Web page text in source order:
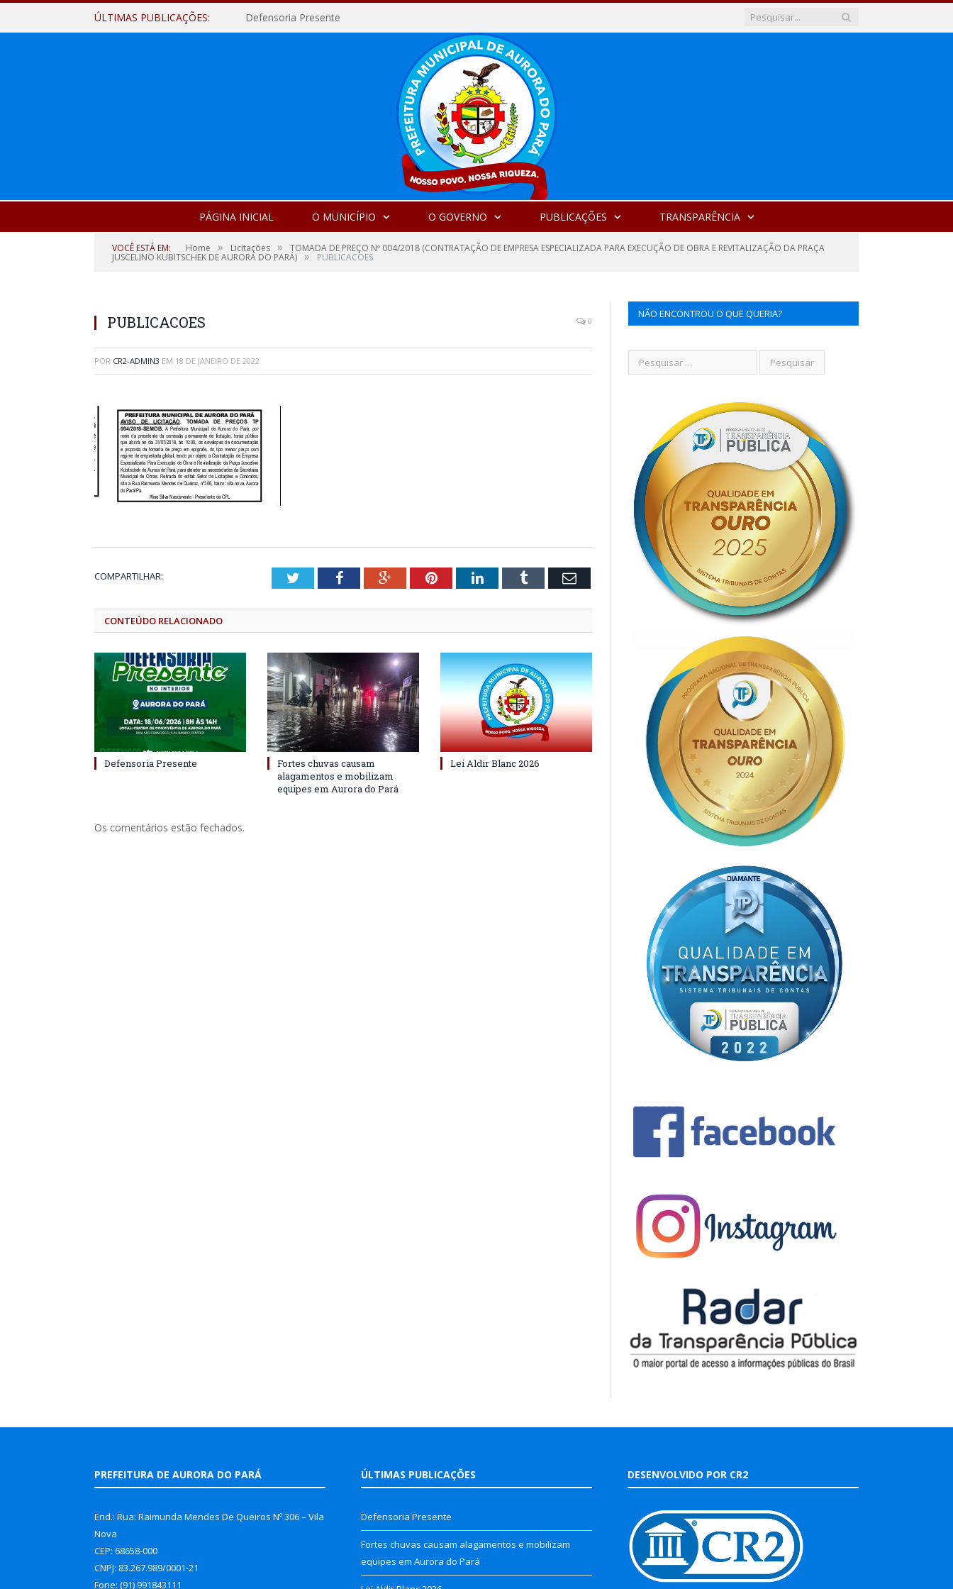
ÚLTIMAS PUBLICAÇÕES: Defensoria Presente
PÁGINA INICIAL O MUNICÍPIO O GOVERNO PUBLICAÇÕES TRANSPARÊNCIA
VOCÊ ESTÁ EM: Home » Licitações » TOMADA DE PREÇO Nº 004/2018 (CONTRATAÇÃO DE EMPRESA ESPECIALIZADA PARA EXECUÇÃO DE OBRA E REVITALIZAÇÃO DA PRAÇA
JUSCELINO KUBITSCHEK DE AURORA DO PARÁ) » PUBLICACOES
PUBLICACOES 0
POR CR2-ADMIN3 EM 18 DE JANEIRO DE 2022
COMPARTILHAR: TwitterFacebookGoogle+PinterestLinkedInTumblr Email
CONTEÚDO RELACIONADO
Defensoria Presente
Fortes chuvas causam
alagamentos e mobilizam
equipes em Aurora do Pará
Lei Aldir Blanc 2026
Os comentários estão fechados.
NÃO ENCONTROU O QUE QUERIA?
PREFEITURA DE AURORA DO PARÁ
End.: Rua: Raimunda Mendes De Queiros Nº 306 – Vila
Nova
CEP: 68658-000
CNPJ: 83.267.989/0001-21
Fone: (91) 991843111
ÚLTIMAS PUBLICAÇÕES
Defensoria Presente
Fortes chuvas causam alagamentos e mobilizam
equipes em Aurora do Pará
DESENVOLVIDO POR CR2